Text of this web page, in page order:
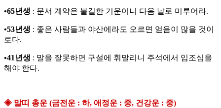
•65년생 : 문서 계약은 불길한 기운이니 다음 날로 미루어라.
•53년생 : 좋은 사람들과 야산에라도 오르면 얻음이 많을 것이
로다.
•41년생 : 말을 잘못하면 구설에 휘말리니 주석에서 입조심을
해야 한다.
◈ 말띠 총운 (금전운 : 하, 애정운 : 중, 건강운 : 중)